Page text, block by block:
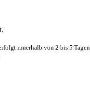
innerhalb von 2 bis 5 Tagen